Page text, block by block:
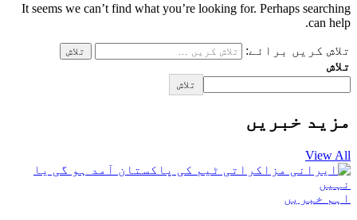
It seems we can’t find what you’re looking for. Perhaps searching
can help.
تلاش کریں برائے:
تلاش
تلاش
مزید خبریں
View All
اہم خبریں